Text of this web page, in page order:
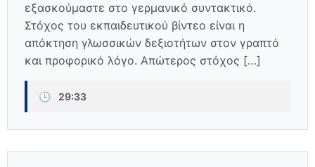
εξασκούμαστε στο γερμανικό συντακτικό.
Στόχος του εκπαιδευτικού βίντεο είναι η
απόκτηση γλωσσικών δεξιοτήτων στον γραπτό
και προφορικό λόγο. Απώτερος στόχος […]
🕒 29:33